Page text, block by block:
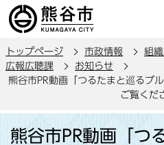
の
ー
ジ
先
トップページ 市政情報 組
広報広聴課
お知らせ
熊谷市PR動画「つるたまと巡るブ
ご覧くだ
熊谷市PR動画「つ